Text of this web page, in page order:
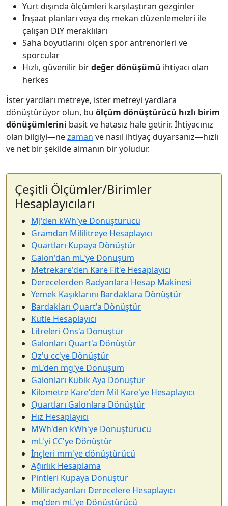
Yurt dışında ölçümleri karşılaştıran gezginler
İnşaat planları veya dış mekan düzenlemeleri ile
çalışan DIY meraklıları
Saha boyutlarını ölçen spor antrenörleri ve
sporcular
Hızlı, güvenilir birdeğer dönüşümü ihtiyacı olan
herkes
İster yardları metreye, ister metreyi yardlara
dönüştürüyor olun, bu ölçüm dönüştürücü hızlı birim
dönüşümlerini basit ve hatasız hale getirir. İhtiyacınız
olan bilgiyi—nezaman ve nasıl ihtiyaç duyarsanız—hızlı
ve net bir şekilde almanın bir yoludur.
Çeşitli Ölçümler/Birimler
Hesaplayıcıları
MJ'den kWh'ye Dönüştürücü
Gramdan Mililitreye Hesaplayıcı
Quartları Kupaya Dönüştür
Galon'dan mL'ye Dönüşüm
Metrekare'den Kare Fit'e Hesaplayıcı
Derecelerden Radyanlara Hesap Makinesi
Yemek Kaşıklarını Bardaklara Dönüştür
Bardakları Quart'a Dönüştür
Kütle Hesaplayıcı
Litreleri Ons'a Dönüştür
Galonları Quart'a Dönüştür
Oz'u cc'ye Dönüştür
mL'den mg'ye Dönüşüm
Galonları Kübik Aya Dönüştür
Kilometre Kare'den Mil Kare'ye Hesaplayıcı
Quartları Galonlara Dönüştür
Hız Hesaplayıcı
MWh'den kWh'ye Dönüştürücü
mL'yi CC'ye Dönüştür
İnçleri mm'ye dönüştürücü
Ağırlık Hesaplama
Pintleri Kupaya Dönüştür
Milliradyanları Derecelere Hesaplayıcı
mg'den mL'ye Dönüştürücü